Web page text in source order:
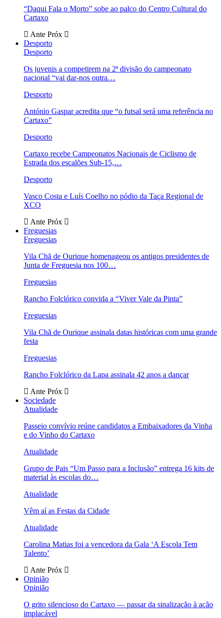
“Daqui Fala o Morto” sobe ao palco do Centro Cultural do
Cartaxo
Ante Próx
Desporto
Desporto
Os juvenis a competirem na 2ª divisão do campeonato
nacional “vai dar-nos outra…
Desporto
António Gaspar acredita que “o futsal será uma referência no
Cartaxo”
Desporto
Cartaxo recebe Campeonatos Nacionais de Ciclismo de
Estrada dos escalões Sub-15,…
Desporto
Vasco Costa e Luís Coelho no pódio da Taça Regional de
XCO
Ante Próx
Freguesias
Freguesias
Vila Chã de Ourique homenageou os antigos presidentes de
Junta de Freguesia nos 100…
Freguesias
Rancho Folclórico convida a “Viver Vale da Pinta”
Freguesias
Vila Chã de Ourique assinala datas históricas com uma grande
festa
Freguesias
Rancho Folclórico da Lapa assinala 42 anos a dançar
Ante Próx
Sociedade
Atualidade
Passeio convívio reúne candidatos a Embaixadores da Vinha
e do Vinho do Cartaxo
Atualidade
Grupo de Pais “Um Passo para a Inclusão” entrega 16 kits de
material às escolas do…
Atualidade
Vêm aí as Festas da Cidade
Atualidade
Carolina Matias foi a vencedora da Gala ‘A Escola Tem
Talento’
Ante Próx
Opinião
Opinião
O grito silencioso do Cartaxo — passar da sinalização à ação
implacável